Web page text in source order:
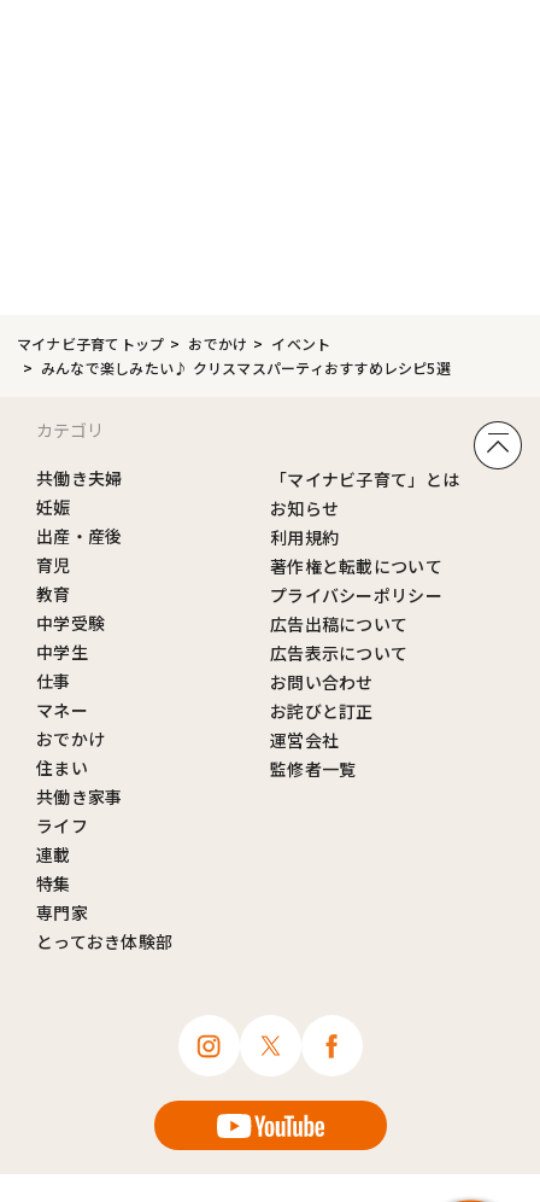
マイナビ子育てトップ おでかけ
イベント
みんなで楽しみたい♪ クリスマスパーティおすすめレシピ5選
カテゴリ
共働き夫婦
妊娠
出産・産後
育児
教育
中学受験
中学生
仕事
マネー
おでかけ
住まい
共働き家事
ライフ
連載
特集
専門家
とっておき体験部
「マイナビ子育て」とは
お知らせ
利用規約
著作権と転載について
プライバシーポリシー
広告出稿について
広告表示について
お問い合わせ
お詫びと訂正
運営会社
監修者一覧